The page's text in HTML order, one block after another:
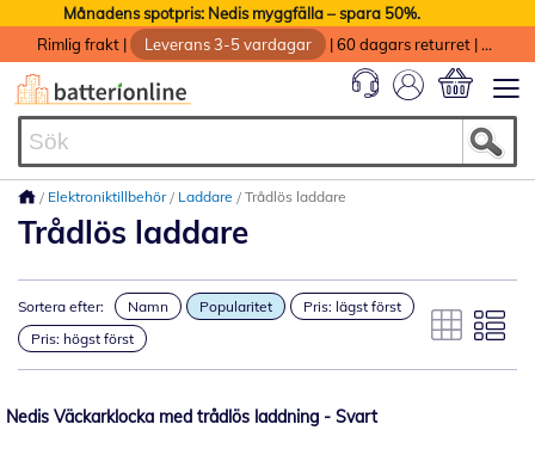
Månadens spotpris: Nedis myggfälla – spara 50%.
Rimlig frakt | Leverans 3-5 vardagar |60 dagars returret |
Elektroniktillbehör Laddare Trådlös laddare
Trådlös laddare
Sortera efter: Namn Popularitet
Pris: lägst först
Pris: högst först
Nedis Väckarklocka med trådlös laddning - Svart